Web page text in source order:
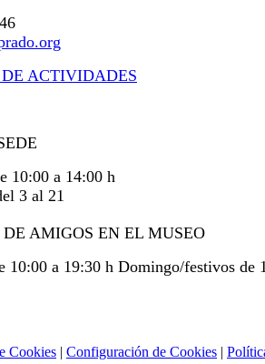
ACTIVIDADES
10:00 a 14:00 h
3 al 21
AMIGOS EN EL MUSEO
10:00 a 19:30 h Domingo/festivos de
Cookies | Configuración de Cookies |